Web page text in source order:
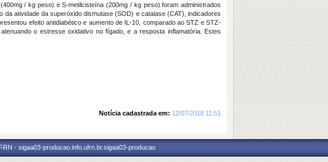
/ kg peso) e S-metilcisteína (200mg / kg peso) foram administrados
atividade da superóxido dismutase (SOD) e catalase (CAT), indicadores
efeito antidiabético e aumento de IL-10, comparado ao STZ e STZ-
o estresse oxidativo no fígado, e a resposta inflamatória. Estes
Notícia cadastrada em: 12/07/2018 11:51
- sigaa03-producao.info.ufrn.br.sigaa03-producao